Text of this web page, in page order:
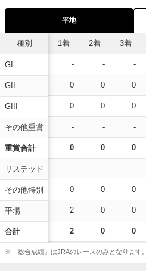
平地
種別
GI
GII
GIII
その他重賞
重賞合計
リステッド
その他特別
平場
合計
1着 2着 3着
- - -
0 0 0
0 0 0
- - -
0 0 0
- - -
0 0 0
2 0 0
2 0 0
※「総合成績」はJRAのレースのみとなります。